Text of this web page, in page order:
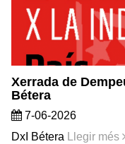
Xerrada de
Bétera
7-06-2026
DxI Bétera
Llegir més